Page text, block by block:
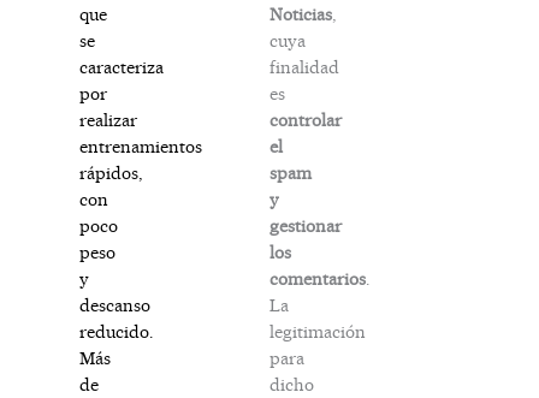
que
se
caracteriza
por
realizar
entrenamientos
rápidos,
con
poco
peso
y
descanso
reducido.
Más
de
Noticias,
cuya
finalidad
es
controlar
el
spam
y
gestionar
los
comentarios.
La
legitimación
para
dicho